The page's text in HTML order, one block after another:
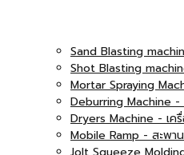
แอนด์
บริษัท
เอ็ม
Sand Blasting
Shot Blasting
Mortar Spraying
Deburring Machine -
Dryers Machine - เค
Mobile Ramp - สะพา